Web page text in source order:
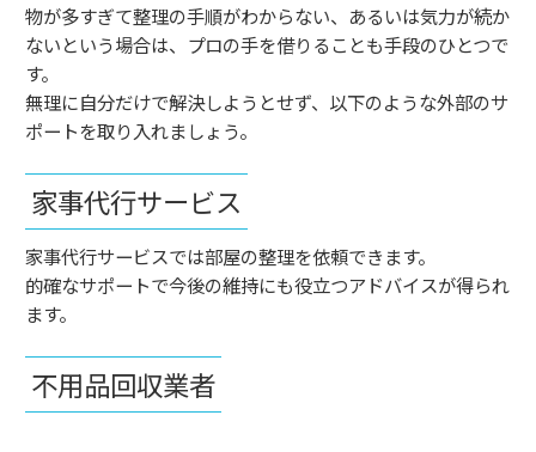
物が多すぎて整理の手順がわからない、あるいは気力が続か
ないという場合は、プロの手を借りることも手段のひとつで
す。
無理に自分だけで解決しようとせず、以下のような外部のサ
ポートを取り入れましょう。
家事代行サービス
家事代行サービスでは部屋の整理を依頼できます。
的確なサポートで今後の維持にも役立つアドバイスが得られ
ます。
不用品回収業者